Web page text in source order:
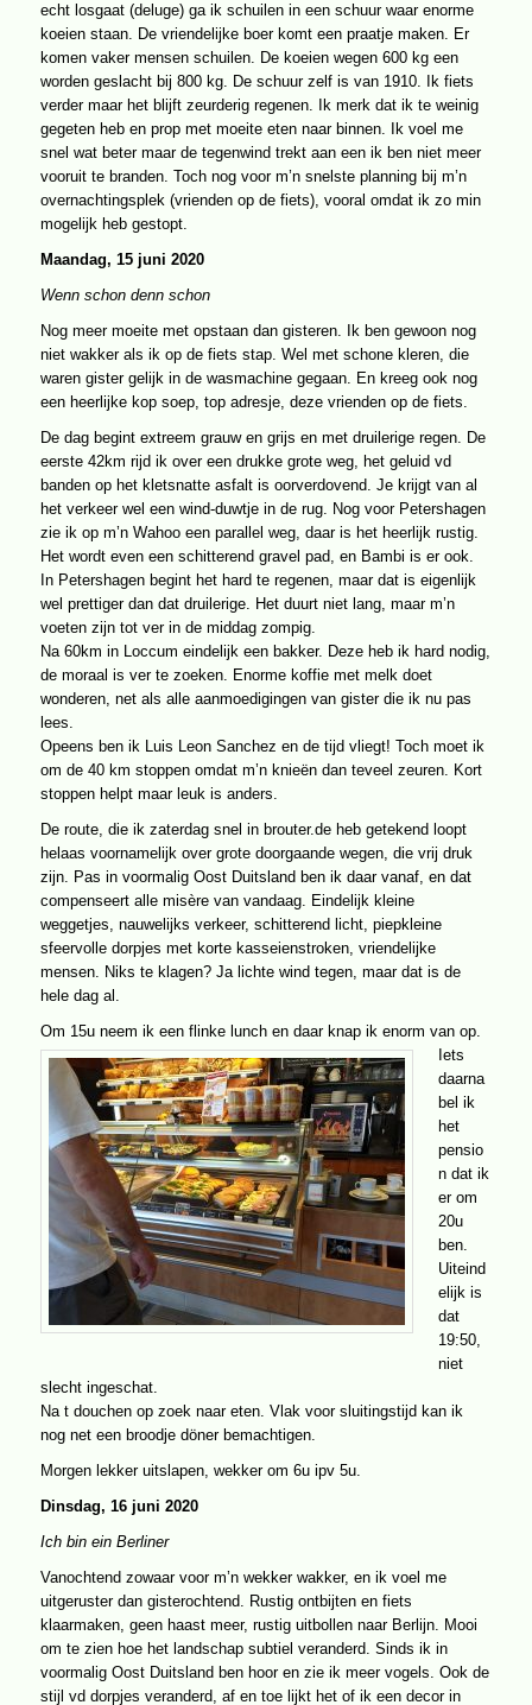
echt losgaat (deluge) ga ik schuilen in een schuur waar enorme
koeien staan. De vriendelijke boer komt een praatje maken. Er
komen vaker mensen schuilen. De koeien wegen 600 kg een
worden geslacht bij 800 kg. De schuur zelf is van 1910. Ik fiets
verder maar het blijft zeurderig regenen. Ik merk dat ik te weinig
gegeten heb en prop met moeite eten naar binnen. Ik voel me
snel wat beter maar de tegenwind trekt aan een ik ben niet meer
vooruit te branden. Toch nog voor m’n snelste planning bij m’n
overnachtingsplek (vrienden op de fiets), vooral omdat ik zo min
mogelijk heb gestopt.
Maandag, 15 juni 2020
Wenn schon denn schon
Nog meer moeite met opstaan dan gisteren. Ik ben gewoon nog
niet wakker als ik op de fiets stap. Wel met schone kleren, die
waren gister gelijk in de wasmachine gegaan. En kreeg ook nog
een heerlijke kop soep, top adresje, deze vrienden op de fiets.
De dag begint extreem grauw en grijs en met druilerige regen. De
eerste 42km rijd ik over een drukke grote weg, het geluid vd
banden op het kletsnatte asfalt is oorverdovend. Je krijgt van al
het verkeer wel een wind-duwtje in de rug. Nog voor Petershagen
zie ik op m’n Wahoo een parallel weg, daar is het heerlijk rustig.
Het wordt even een schitterend gravel pad, en Bambi is er ook.
In Petershagen begint het hard te regenen, maar dat is eigenlijk
wel prettiger dan dat druilerige. Het duurt niet lang, maar m’n
voeten zijn tot ver in de middag zompig.
Na 60km in Loccum eindelijk een bakker. Deze heb ik hard nodig,
de moraal is ver te zoeken. Enorme koffie met melk doet
wonderen, net als alle aanmoedigingen van gister die ik nu pas
lees.
Opeens ben ik Luis Leon Sanchez en de tijd vliegt! Toch moet ik
om de 40 km stoppen omdat m’n knieën dan teveel zeuren. Kort
stoppen helpt maar leuk is anders.
De route, die ik zaterdag snel in brouter.de heb getekend loopt
helaas voornamelijk over grote doorgaande wegen, die vrij druk
zijn. Pas in voormalig Oost Duitsland ben ik daar vanaf, en dat
compenseert alle misère van vandaag. Eindelijk kleine
weggetjes, nauwelijks verkeer, schitterend licht, piepkleine
sfeervolle dorpjes met korte kasseienstroken, vriendelijke
mensen. Niks te klagen? Ja lichte wind tegen, maar dat is de
hele dag al.
Om 15u neem ik een flinke lunch en daar knap ik enorm van op.
Iets
daarna
bel ik
het
pensio
n dat ik
er om
20u
ben.
Uiteind
elijk is
dat
19:50,
niet
slecht ingeschat.
Na t douchen op zoek naar eten. Vlak voor sluitingstijd kan ik
nog net een broodje döner bemachtigen.
Morgen lekker uitslapen, wekker om 6u ipv 5u.
Dinsdag, 16 juni 2020
Ich bin ein Berliner
Vanochtend zowaar voor m’n wekker wakker, en ik voel me
uitgeruster dan gisterochtend. Rustig ontbijten en fiets
klaarmaken, geen haast meer, rustig uitbollen naar Berlijn. Mooi
om te zien hoe het landschap subtiel veranderd. Sinds ik in
voormalig Oost Duitsland ben hoor en zie ik meer vogels. Ook de
stijl vd dorpjes veranderd, af en toe lijkt het of ik een decor in